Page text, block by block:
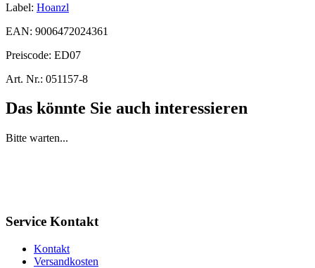
Label: Hoanzl
EAN: 9006472024361
Preiscode: ED07
Art. Nr.: 051157-8
Das könnte Sie auch interessieren
Bitte warten...
Service Kontakt
Kontakt
Versandkosten